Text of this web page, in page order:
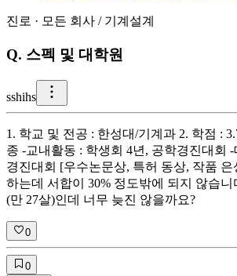
진로 · 모든 회사 / 기계설계
Q. 스펙 및 대학원
sshihs
1. 학교 및 전공 : 한성대/기계과 2. 학점 :
종 -교내활동 : 학생회 4년, 공학경진대회
경진대회 [우수논문상, 특허 동상, 작품
하는데 서합이 30% 정도밖에 되지 않습
(만 27살)인데 너무 늦진 않을까요?
0
0